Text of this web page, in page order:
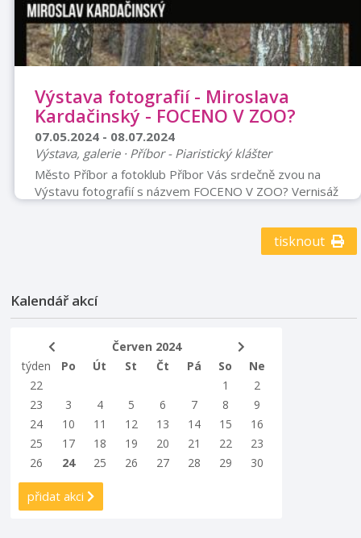
Výstava fotografií - Miroslava
Kardačinský - FOCENO V ZOO?
07.05.2024 - 08.07.2024
Výstava, galerie · Příbor - Piaristický klášter
Město Příbor a fotoklub Příbor Vás srdečně zvou na
Výstavu fotografií s názvem FOCENO V ZOO? Vernisáž
tisknout
Kalendář akcí
Červen 2024
týden
Po Út St Čt Pá So
Ne
22
1
2
23
3 4 5 6 7 8
9
24
10 11 12 13 14 15
16
25
17 18 19 20 21 22
23
26
24 25 26 27 28 29 30
přidat akci